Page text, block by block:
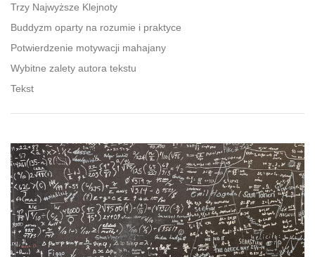
Trzy Najwyższe Klejnoty
Buddyzm oparty na rozumie i praktyce
Potwierdzenie motywacji mahajany
Wybitne zalety autora tekstu
Tekst